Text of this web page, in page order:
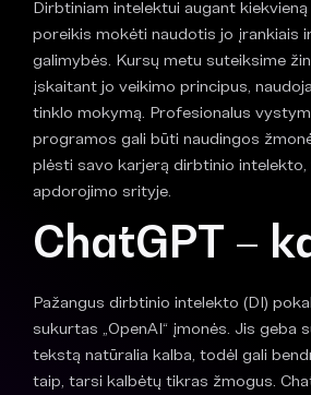
Dirbtiniam intelektui augant
poreikis mokėti naudotis jo įrankiais
galimybės. Kursų metu suteiksime
įskaitant jo veikimo principus,
tinklo mokymą. Profesionalus
programos gali būti naudingos
plėsti savo karjerą dirbtinio intelekto,
apdorojimo srityje.
ChatGPT –
Pažangus dirbtinio intelekto (DI)
sukurtas „OpenAI“ įmonės. Jis geba
tekstą natūralia kalba, todėl gali
taip, tarsi kalbėtų tikras žmogus.